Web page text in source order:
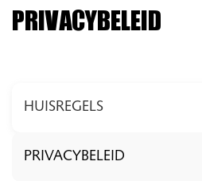
PRIVACYBELEID
HUISREGELS
PRIVACYBELEID